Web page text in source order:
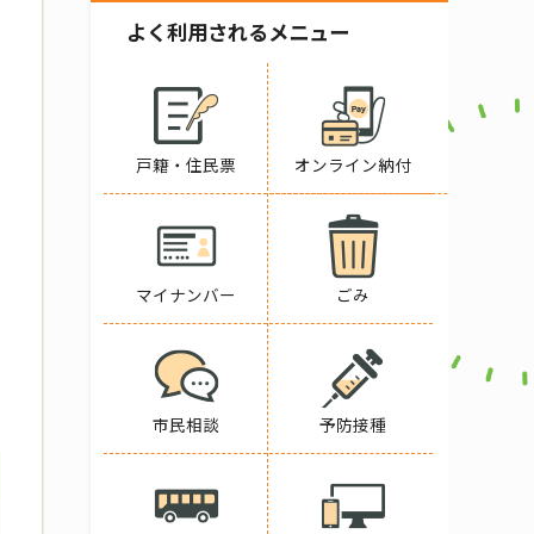
よく利用されるメニュー
戸籍・住民票 オンライン納付
マイナンバー ごみ
市民相談 予防接種